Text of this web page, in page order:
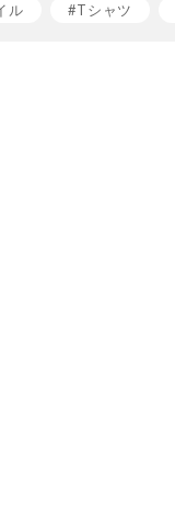
ル #Tシャツ